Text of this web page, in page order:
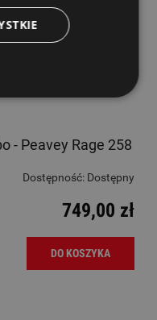
DO KOSZYKA
- Peavey Rage 258
Dostępność: Dostępny
749,00 zł
DO KOSZYKA